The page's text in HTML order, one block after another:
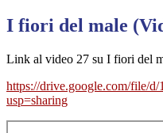
I fiori del male
Link al video 27 su I fiori del
https://drive.google.com/file/
usp=sharing